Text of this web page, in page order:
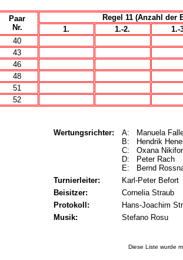
Paar
Nr.
Regel 11 (Anzahl der
1.
1.-2.
1.-
40
43
46
48
51
52
Wertungsrichter:
A: Manuela
B: Hendrik
C: Oxana
D: Peter Rach
E: Bernd
Turnierleiter:
Karl-Peter Befort
Beisitzer:
Cornelia Straub
Protokoll:
Hans-Joachim
Musik:
Stefano Rosu
Diese Liste wurde